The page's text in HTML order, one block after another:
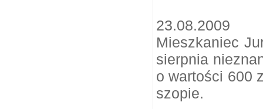
23.08.2009
Mieszkaniec
sierpnia
o wartości 600
szopie.